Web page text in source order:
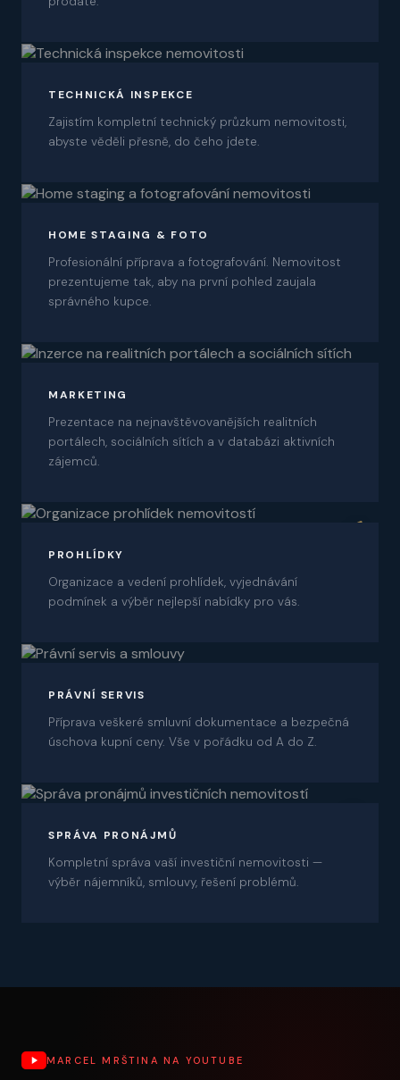
TECHNICKÁ INSPEKCE
Zajistím kompletní technický průzkum nemovitosti,
abyste věděli přesně, do čeho jdete.
HOME STAGING & FOTO
Profesionální příprava a fotografování. Nemovitost
prezentujeme tak, aby na první pohled zaujala
správného kupce.
MARKETING
Prezentace na nejnavštěvovanějších realitních
portálech, sociálních sítích a v databázi aktivních
zájemců.
06
PROHLÍDKY
Organizace a vedení prohlídek, vyjednávání
podmínek a výběr nejlepší nabídky pro vás.
PRÁVNÍ SERVIS
Příprava veškeré smluvní dokumentace a bezpečná
úschova kupní ceny. Vše v pořádku od A do Z.
SPRÁVA PRONÁJMŮ
Kompletní správa vaší investiční nemovitosti —
výběr nájemníků, smlouvy, řešení problémů.
MARCEL MRŠTINA NA YOUTUBE